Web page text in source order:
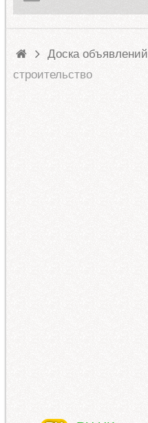
Доска объявлений
строительство